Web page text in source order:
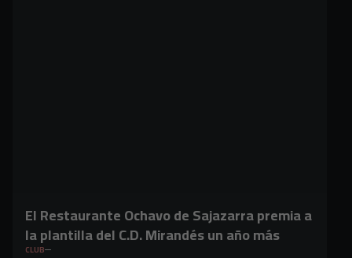
El Restaurante Ochavo de Sajazarra premia a
la plantilla del C.D. Mirandés un año más
CLUB